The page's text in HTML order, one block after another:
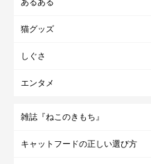
猫グッズ
しぐさ
エンタメ
雑誌『ねこのきもち』
キャットフードの正しい選び方